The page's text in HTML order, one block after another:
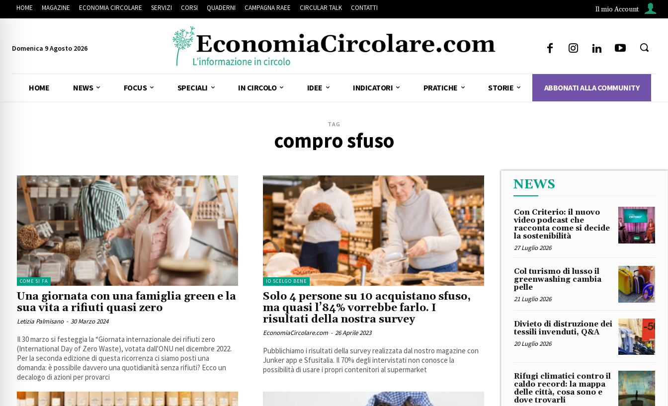
HOME MAGAZINE ECONOMIA CIRCOLARE SERVIZI CORSI QUADERNI CAMPAGNA RAEE CIRCULAR TALK CONTATTI Il mio Account
Domenica 9 Agosto 2026
HOME NEWS FOCUS SPECIALI IN CIRCOLO IDEE INDICATORI PRATICHE STORIE ABBONATI ALLA COMMUNITY
TAG
compro sfuso
COME SI FA
Una giornata con una famiglia green e la
sua vita a rifiuti quasi zero
Letizia Palmisano - 30 Marzo 2024
Il 30 marzo si festeggia la “Giornata internazionale dei rifiuti zero
(International Day of Zero Waste), votata dall'ONU nel dicembre 2022.
Per la seconda edizione di questa ricorrenza ci siamo posti una
domanda: è possibile davvero una quotidianità senza rifiuti? Ecco un
decalogo di azioni per provarci
IO SCELGO BENE
Solo 4 persone su 10 acquistano sfuso,
ma quasi l’84% vorrebbe farlo. I
risultati della nostra survey
EconomiaCircolare.com - 26 Aprile 2023
Pubblichiamo i risultati della survey realizzata dal nostro magazine con
Junker app e Sfusitalia. Il 70% degli intervistati non conosce la
possibilità di usare i propri contenitori al supermarket
NEWS
Con Criterio: il nuovo
video podcast che
racconta come si decide
la sostenibilità
27 Luglio 2026
Col turismo di lusso il
greenwashing cambia
pelle
21 Luglio 2026
Divieto di distruzione dei
tessili invenduti, Q&A
20 Luglio 2026
Rifugi climatici contro il
caldo record: la mappa
delle città, cosa sono e
dove trovarli